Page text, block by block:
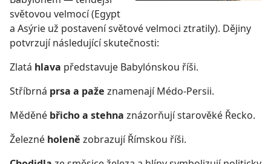
světovou velmocí (Egypt
a Asýrie už postavení světové velmoci ztratily). Dějiny
potvrzují následující skutečnosti:
Zlatá hlava představuje Babylónskou říši.
Stříbrná prsa a paže znamenají Médo-Persii.
Měděné břicho a stehna znázorňují starověké Řecko.
Železné holeně zobrazují Římskou říši.